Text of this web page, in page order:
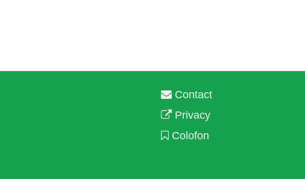
Contact
Privacy
Colofon